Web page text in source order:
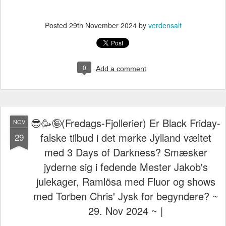
😎🥳🤪(Fredags-Fjollerier) Er Black Friday-
falske tilbud i det mørke Jylland væltet
med 3 Days of Darkness? Smæsker
jyderne sig i fedende Mester Jakob's
julekager, Ramlösa med Fluor og shows